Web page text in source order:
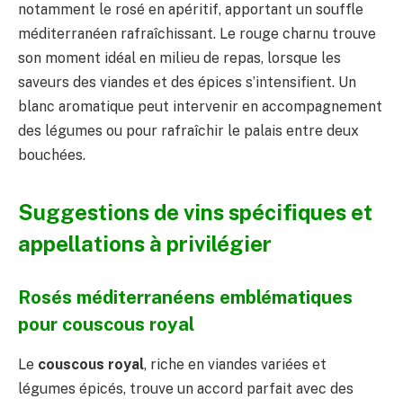
notamment le rosé en apéritif, apportant un souffle
méditerranéen rafraîchissant. Le rouge charnu trouve
son moment idéal en milieu de repas, lorsque les
saveurs des viandes et des épices s’intensifient. Un
blanc aromatique peut intervenir en accompagnement
des légumes ou pour rafraîchir le palais entre deux
bouchées.
Suggestions de vins spécifiques et
appellations à privilégier
Rosés méditerranéens emblématiques
pour couscous royal
Le couscous royal, riche en viandes variées et
légumes épicés, trouve un accord parfait avec des